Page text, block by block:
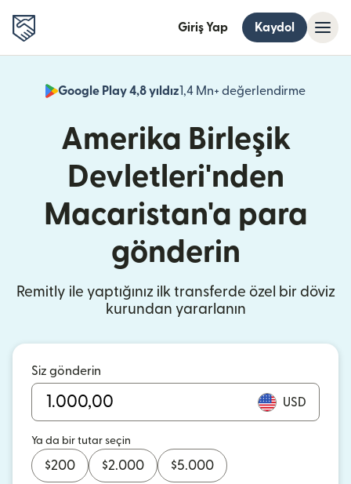
Giriş Yap Kaydol
Google Play 4,8 yıldız1,4 Mn+ değerlendirme
Amerika Birleşik
Devletleri'nden
Macaristan'a para
gönderin
Remitly ile yaptığınız ilk transferde özel bir döviz
kurundan yararlanın
Siz gönderin
USD
Ya da bir tutar seçin
$200 $2.000 $5.000